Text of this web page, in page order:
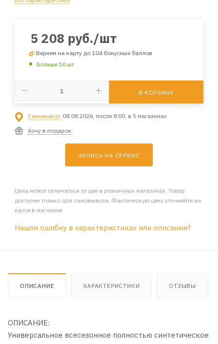
5 208 руб./шт
Вернем на карту до 104 бонусных баллов
Больше 10 шт
В КОРЗИНУ
Самовывоз: 08.08.2026, после 8:00, в 5 магазинах
Хочу в подарок
ЗАПИСЬ НА СЕРВИС
Цена может отличаться от цен в розничных магазинах. Товар
доступен только для самовывоза. Фактическую цену уточняйте на
кассе в магазине
Нашли ошибку в характеристиках или описании?
ОПИСАНИЕ ХАРАКТЕРИСТИКИ ОТЗЫВЫ
ОПИСАНИЕ:
Универсальное всесезонное полностью синтетическое